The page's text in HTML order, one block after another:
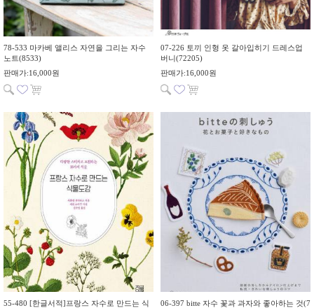
78-533 마카베 앨리스 자연을 그리는 자수
노트(8533)
판매가:16,000원
07-226 토끼 인형 옷 갈아입히기 드레스업
버니(72205)
판매가:16,000원
55-480 [한글서적]프랑스 자수로 만드는 식
06-397 bitte 자수 꽃과 과자와 좋아하는 것(7